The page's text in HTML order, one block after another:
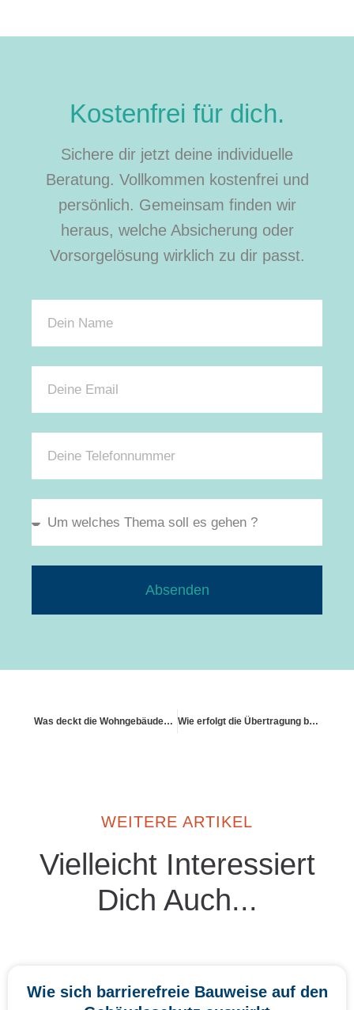
Kostenfrei für dich.
Sichere dir jetzt deine individuelle
Beratung. Vollkommen kostenfrei und
persönlich. Gemeinsam finden wir
heraus, welche Absicherung oder
Vorsorgelösung wirklich zu dir passt.
Absenden
Was deckt die Wohngebäudeversicherung ? Wie erfolgt die Übertragung bei Eigentümerwechsel
WEITERE ARTIKEL
Vielleicht Interessiert
Dich Auch...
Wie sich barrierefreie Bauweise auf den